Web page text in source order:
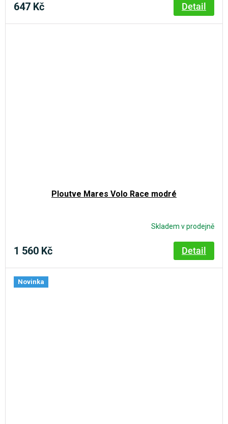
647 Kč Detail
Ploutve Mares Volo Race modré
Skladem v prodejně
1 560 Kč Detail
Novinka